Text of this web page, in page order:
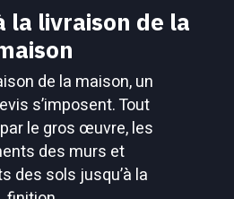
la livraison de la
de la maison, un
s’imposent. Tout
le gros œuvre, les
des murs et
des sols jusqu’à la